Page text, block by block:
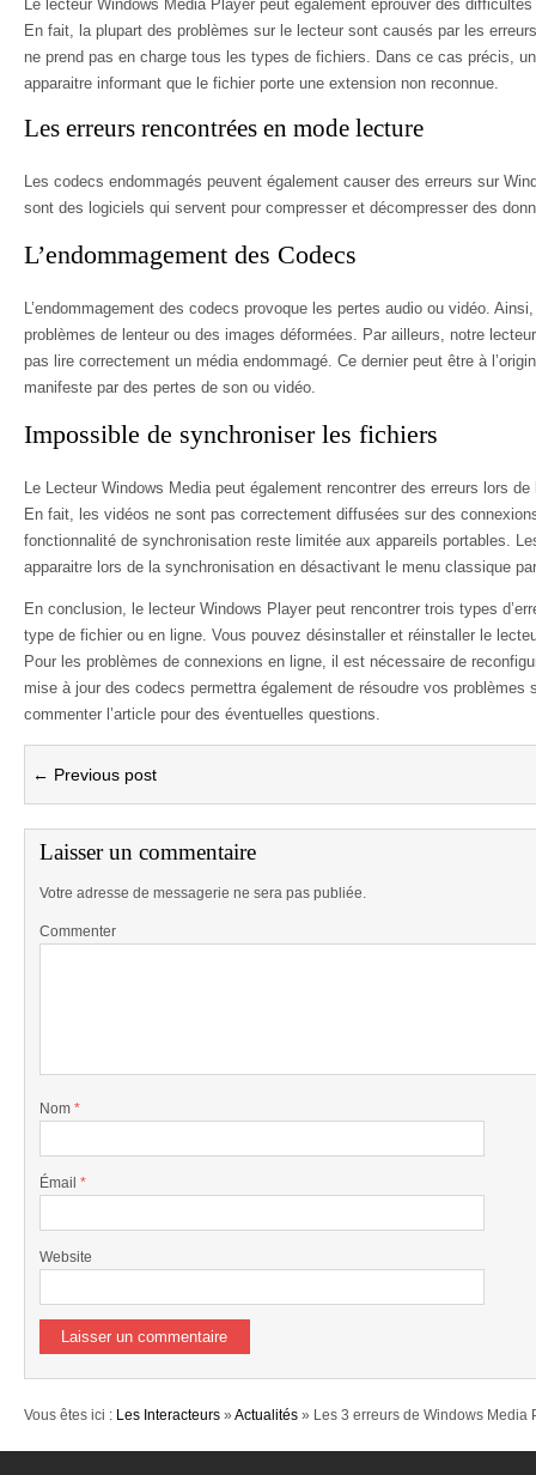
Le lecteur Windows Media Player peut également éprouver des
En fait, la plupart des problèmes sur le lecteur sont causés par les
ne prend pas en charge tous les types de fichiers. Dans ce cas précis,
apparaitre informant que le fichier porte une extension non reconnue.
Les erreurs rencontrées en mode lecture
Les codecs endommagés peuvent également causer des erreurs sur
sont des logiciels qui servent pour compresser et décompresser des
L’endommagement des Codecs
L’endommagement des codecs provoque les pertes audio ou vidéo.
problèmes de lenteur ou des images déformées. Par ailleurs, notre
pas lire correctement un média endommagé. Ce dernier peut être à
manifeste par des pertes de son ou vidéo.
Impossible de synchroniser les fichiers
Le Lecteur Windows Media peut également rencontrer des erreurs lors
En fait, les vidéos ne sont pas correctement diffusées sur des
fonctionnalité de synchronisation reste limitée aux appareils portables.
apparaitre lors de la synchronisation en désactivant le menu classique
En conclusion, le lecteur Windows Player peut rencontrer trois types
type de fichier ou en ligne. Vous pouvez désinstaller et réinstaller le
Pour les problèmes de connexions en ligne, il est nécessaire de
mise à jour des codecs permettra également de résoudre vos problèmes
commenter l’article pour des éventuelles questions.
← Previous post
Laisser un commentaire
Votre adresse de messagerie ne sera pas publiée.
Commenter
Nom *
Émail *
Website
Vous êtes ici : Les Interacteurs » Actualités » Les 3 erreurs de Windows Media